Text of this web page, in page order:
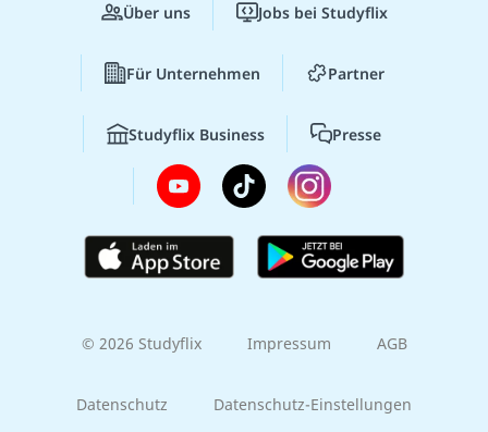
Über uns Jobs bei Studyflix
Für Unternehmen Partner
Studyflix Business Presse
© 2026 Studyflix Impressum AGB
Datenschutz Datenschutz-Einstellungen